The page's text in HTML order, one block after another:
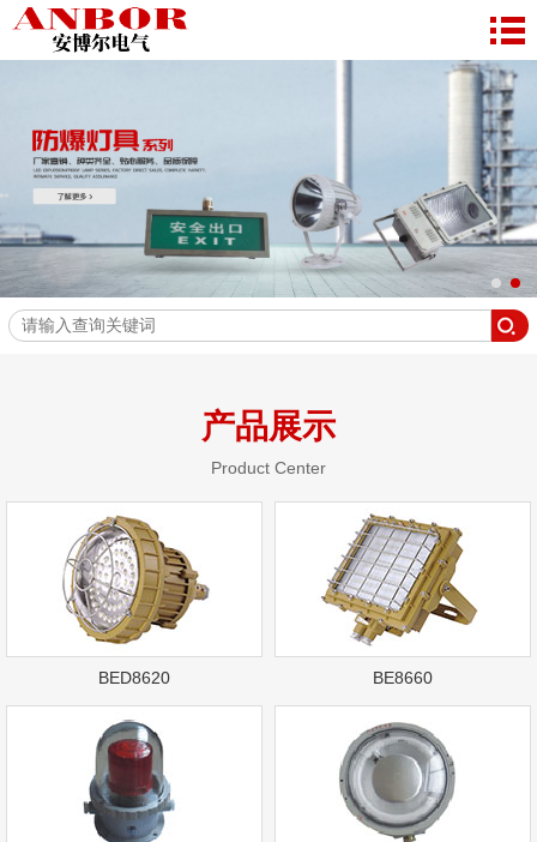
产品展示
Product Center
BED8620 BE8660